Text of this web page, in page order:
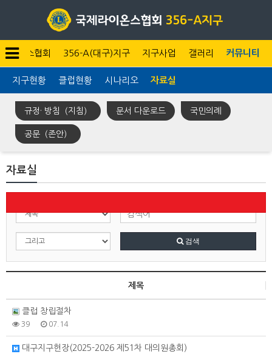
이온스협회 356-A(대구)지구 지구사업 갤러리 커뮤니티
지구현황 클럽현황 시나리오 자료실
규정· 방침（지침） 문서 다운로드 국민의례
공문（존안）
자료실
검색
제목
클럽 창립절차
39 07.14
대구지구헌장(2025-2026 제51차 대의원총회)